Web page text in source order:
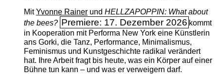
MitYvonne Rainerund HELLZAPOPPIN: What about
the bees? Premiere: 17. Dezember 2026 kommt
in Kooperation mit Performa New York eine Künstlerin
ans Gorki, die Tanz, Performance, Minimalismus,
Feminismus und Kunstgeschichte radikal verändert
hat. Ihre Arbeit fragt bis heute, was ein Körper auf einer
Bühne tun kann – und was er verweigern darf.